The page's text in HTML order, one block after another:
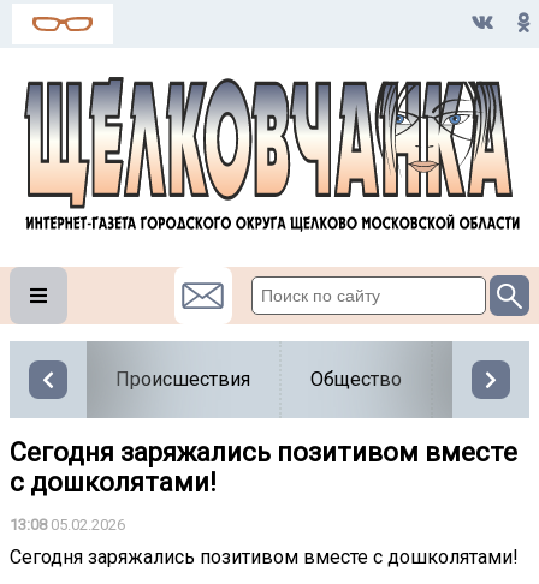
Происшествия Общество Власть
Сегодня заряжались позитивом вместе
с дошколятами!
13:0805.02.2026
Сегодня заряжались позитивом вместе с дошколятами!